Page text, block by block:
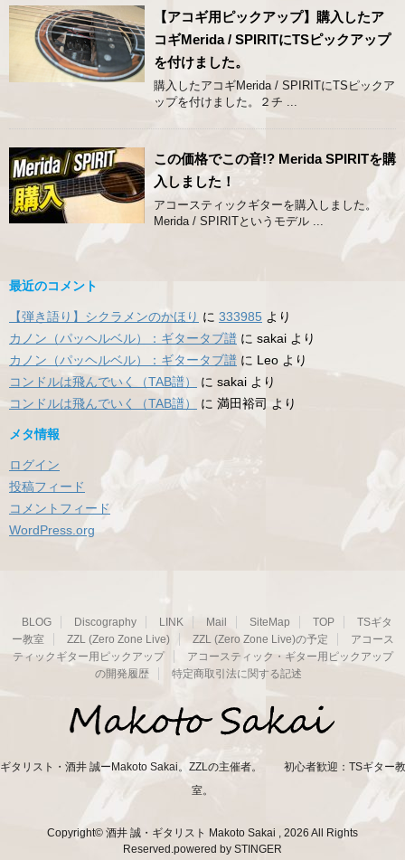
【アコギ用ピックアップ】購入したア
コギMerida / SPIRITにTSピックアップ
を付けました。
購入したアコギMerida / SPIRITにTSピックア
ップを付けました。２チ ...
この価格でこの音!? Merida SPIRITを購
入しました！
アコースティックギターを購入しました。
Merida / SPIRITというモデル ...
最近のコメント
【弾き語り】シクラメンのかほり に 333985 より
カノン（パッヘルベル）：ギタータブ譜 に sakai より
カノン（パッヘルベル）：ギタータブ譜 に Leo より
コンドルは飛んでいく（TAB譜）
に sakai より
コンドルは飛んでいく（TAB譜）
に 満田裕司 より
メタ情報
ログイン
投稿フィード
コメントフィード
WordPress.org
BLOG Discography LINK Mail SiteMap TOP
TSギタ
ー教室
ZZL (Zero Zone Live) ZZL (Zero Zone Live)の予定
アコース
ティックギター用ピックアップ
アコースティック・ギター用ピックアップ
の開発履歴
特定商取引法に関する記述
ギタリスト・酒井 誠ーMakoto Sakai。ZZLの主催者。 初心者歓迎：TSギター教
室。
Copyright© 酒井 誠・ギタリスト Makoto Sakai , 2026 All Rights
Reserved.powered by STINGER